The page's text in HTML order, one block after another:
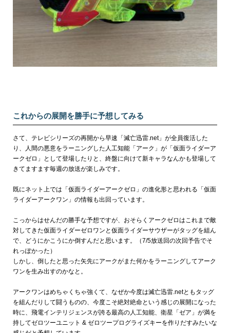
これからの展開を勝手に予想してみる
さて、テレビシリーズの再開から早速「滅亡迅雷.net」が全員復活した
り、人間の悪意をラーニングした人工知能「アーク」が「仮面ライダーア
ークゼロ」として登場したりと、終盤に向けて新キャラなんかも登場して
きてますます毎週の放送が楽しみです。
既にネット上では「仮面ライダーアークゼロ」の進化形と思われる「仮面
ライダーアークワン」の情報も出回っています。
こっからはせんだの勝手な予想ですが、おそらくアークゼロはこれまで敵
対してきた仮面ライダーゼロワンと仮面ライダーサウザーがタッグを組ん
で、どうにかこうにか倒すんだと思います。
（7/5放送回の次回予告でそ
れっぽかった）
しかし、倒したと思った矢先にアークがまた何かをラーニングしてアーク
ワンを生み出すのかなと。
アークワンはめちゃくちゃ強くて、なぜか今度は滅亡迅雷.netともタッグ
を組んだりして闘うものの、今度こそ絶対絶命という感じの展開になった
時に、飛電インテリジェンスが誇る最高の人工知能、衛星「ゼア」が満を
持してゼロツーユニット & ゼロツープログライズキーを作りだすみたいな